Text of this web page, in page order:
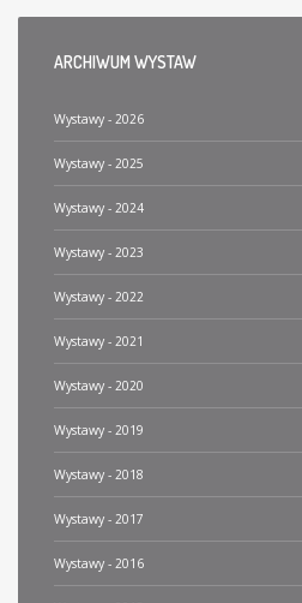
ARCHIWUM WYSTAW
Wystawy - 2026
Wystawy - 2025
Wystawy - 2024
Wystawy - 2023
Wystawy - 2022
Wystawy - 2021
Wystawy - 2020
Wystawy - 2019
Wystawy - 2018
Wystawy - 2017
Wystawy - 2016